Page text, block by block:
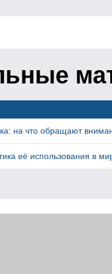
на что обращают
её использования в